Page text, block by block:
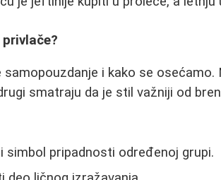
i kako se osećamo.
smatraju da je stil važniji od
pripadnosti određenoj grupi.